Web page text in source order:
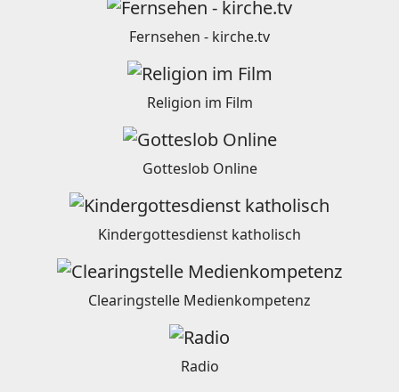
Fernsehen - kirche.tv
Religion im Film
Gotteslob Online
Kindergottesdienst katholisch
Clearingstelle Medienkompetenz
Radio